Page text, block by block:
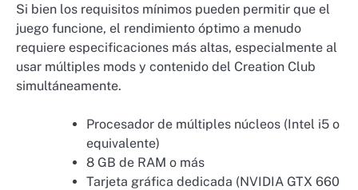
Si bien los requisitos mínimos pueden permitir que el
juego funcione, el rendimiento óptimo a menudo
requiere especificaciones más altas, especialmente al
usar múltiples mods y contenido del Creation Club
simultáneamente.
Procesador de múltiples núcleos (Intel i5 o
equivalente)
8 GB de RAM o más
Tarjeta gráfica dedicada (NVIDIA GTX 660